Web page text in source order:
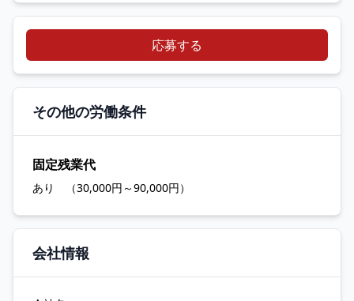
応募する
その他の労働条件
固定残業代
あり （30,000円～90,000円）
会社情報